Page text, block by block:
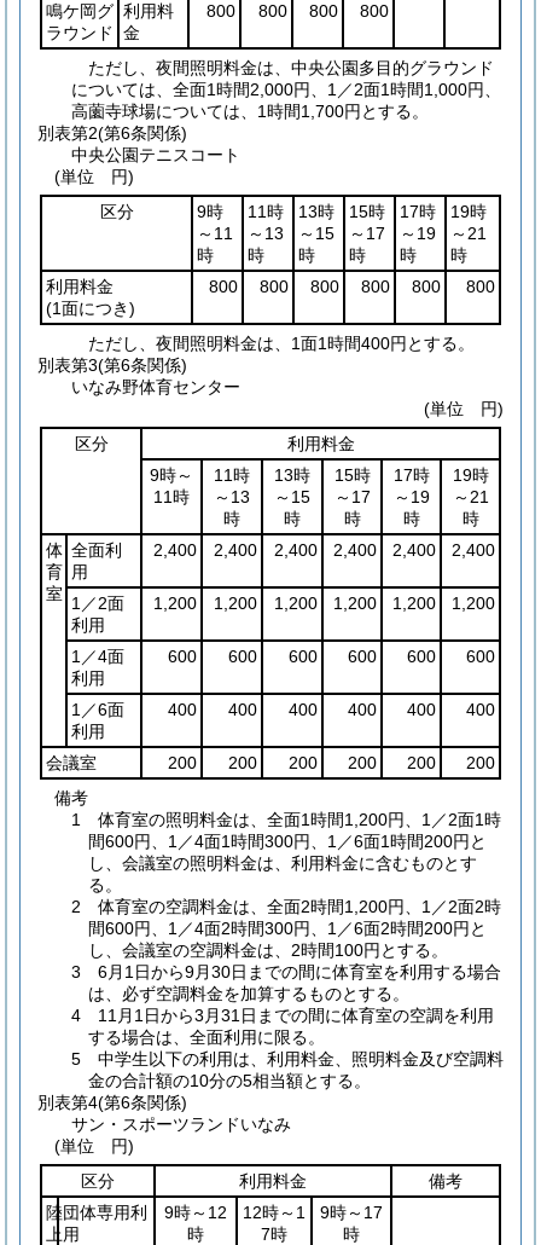
鳴ケ岡グ
ラウンド
利用料
金
800 800 800 800
ただし、夜間照明料金は、中央公園多目的グラウンド
については、全面1時間2,000円、1／2面1時間1,000円、
高薗寺球場については、1時間1,700円とする。
別表第2(第6条関係)
中央公園テニスコート
(単位 円)
区分
9時
～11
時
11時
～13
時
13時
～15
時
15時
～17
時
17時
～19
時
19時
～21
時
利用料金
(1面につき)
800 800 800 800 800 800
ただし、夜間照明料金は、1面1時間400円とする。
別表第3(第6条関係)
いなみ野体育センター
(単位 円)
区分
利用料金
9時～
11時
11時
～13
時
13時
～15
時
15時
～17
時
17時
～19
時
19時
～21
時
体
育
室
全面利
用
2,400 2,400 2,400 2,400 2,400 2,400
1／2面
利用
1,200 1,200 1,200 1,200 1,200 1,200
1／4面
利用
600 600 600 600 600 600
1／6面
利用
400 400 400 400 400 400
会議室 200 200 200 200 200
200
備考
1 体育室の照明料金は、全面1時間1,200円、1／2面1時
間600円、1／4面1時間300円、1／6面1時間200円と
し、会議室の照明料金は、利用料金に含むものとす
る。
2 体育室の空調料金は、全面2時間1,200円、1／2面2時
間600円、1／4面2時間300円、1／6面2時間200円と
し、会議室の空調料金は、2時間100円とする。
3 6月1日から9月30日までの間に体育室を利用する場合
は、必ず空調料金を加算するものとする。
4 11月1日から3月31日までの間に体育室の空調を利用
する場合は、全面利用に限る。
5 中学生以下の利用は、利用料金、照明料金及び空調料
金の合計額の10分の5相当額とする。
別表第4(第6条関係)
サン・スポーツランドいなみ
(単位 円)
区分
利用料金
備考
陸
上
団体専用利
用
9時～12
時
12時～1
7時
9時～17
時